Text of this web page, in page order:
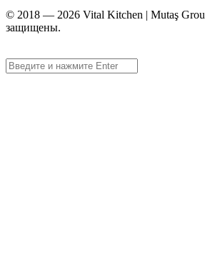
© 2018 — 2026 Vital Kitchen | Mutaş
защищены.